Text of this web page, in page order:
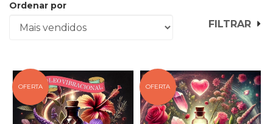
Ordenar por
FILTRAR
OFERTA OFERTA